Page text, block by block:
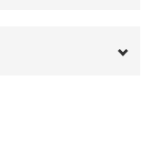
でレッスンが進み